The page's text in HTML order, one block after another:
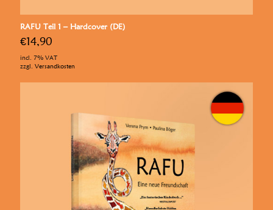
RAFU Teil 1 – Hardcover (DE)
€14,90
incl. 7% VAT
zzgl. Versandkosten